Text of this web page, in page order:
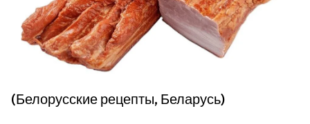
(Белорусские рецепты, Беларусь)